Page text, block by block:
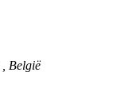
België